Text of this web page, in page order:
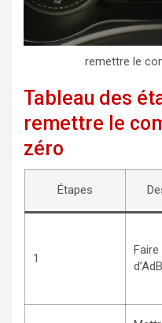
remettre le
Tableau des
remettre le
zéro
Étapes
1
Faire